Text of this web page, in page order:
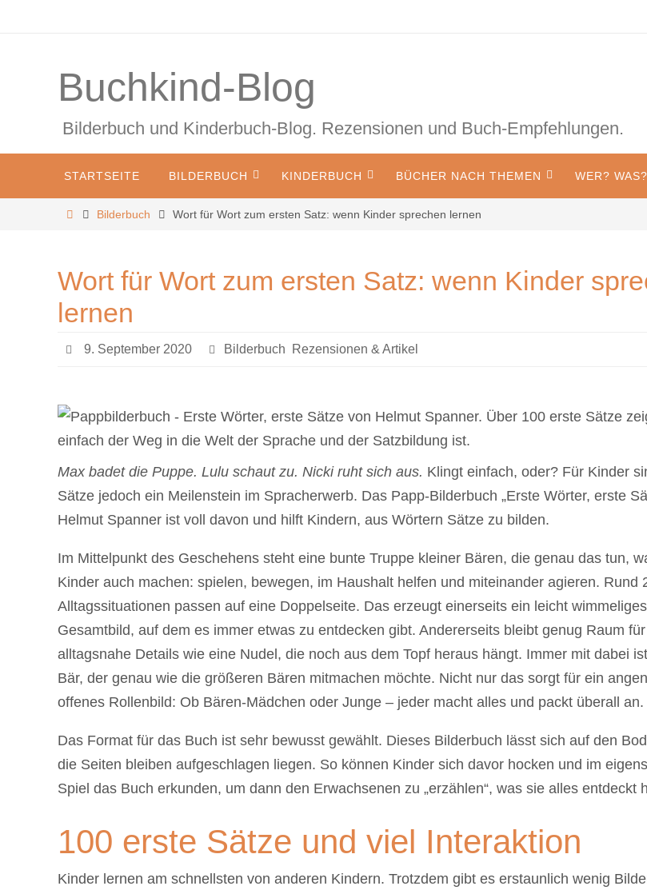
Buchkind-Blog
Bilderbuch und Kinderbuch-Blog. Rezensionen und Buch-Empfehlungen.
springen
STARTSEITE BILDERBUCH KINDERBUCH BÜCHER NACH THEMEN WER?
StartBilderbuch Wort für Wort zum ersten Satz: wenn Kinder sprechen lernen
Wort für Wort zum ersten Satz: wenn Kinder
lernen
9. September 2020 Bilderbuch Rezensionen & Artikel
Max badet die Puppe. Lulu schaut zu. Nicki ruht sich aus. Klingt einfach, oder? Für Kinder
Sätze jedoch ein Meilenstein im Spracherwerb. Das Papp-Bilderbuch „Erste Wörter, erste
Helmut Spanner ist voll davon und hilft Kindern, aus Wörtern Sätze zu bilden.
Im Mittelpunkt des Geschehens steht eine bunte Truppe kleiner Bären, die genau das tun,
Kinder auch machen: spielen, bewegen, im Haushalt helfen und miteinander agieren. Rund
Alltagssituationen passen auf eine Doppelseite. Das erzeugt einerseits ein leicht wimmeliges
Gesamtbild, auf dem es immer etwas zu entdecken gibt. Andererseits bleibt genug Raum
alltagsnahe Details wie eine Nudel, die noch aus dem Topf heraus hängt. Immer mit dabei
Bär, der genau wie die größeren Bären mitmachen möchte. Nicht nur das sorgt für ein
offenes Rollenbild: Ob Bären-Mädchen oder Junge – jeder macht alles und packt überall an.
Das Format für das Buch ist sehr bewusst gewählt. Dieses Bilderbuch lässt sich auf den
die Seiten bleiben aufgeschlagen liegen. So können Kinder sich davor hocken und im
Spiel das Buch erkunden, um dann den Erwachsenen zu „erzählen“, was sie alles entdeckt
100 erste Sätze und viel Interaktion
Kinder lernen am schnellsten von anderen Kindern. Trotzdem gibt es erstaunlich wenig